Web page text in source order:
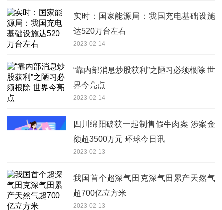
实时：国家能源局：我国充电基础设施
达520万台左右
2023-02-14
“靠内部消息炒股获利”之陋习必须根除 世
界今亮点
2023-02-14
四川绵阳破获一起制售假牛肉案 涉案金
额超3500万元 环球今日讯
2023-02-13
我国首个超深气田克深气田累产天然气
超700亿立方米
2023-02-13